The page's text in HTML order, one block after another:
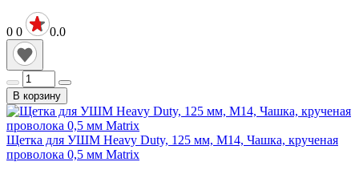
0 0 0.0
В корзину
Щетка для УШМ Heavy Duty, 125 мм, М14, Чашка, крученая
проволока 0,5 мм Matrix